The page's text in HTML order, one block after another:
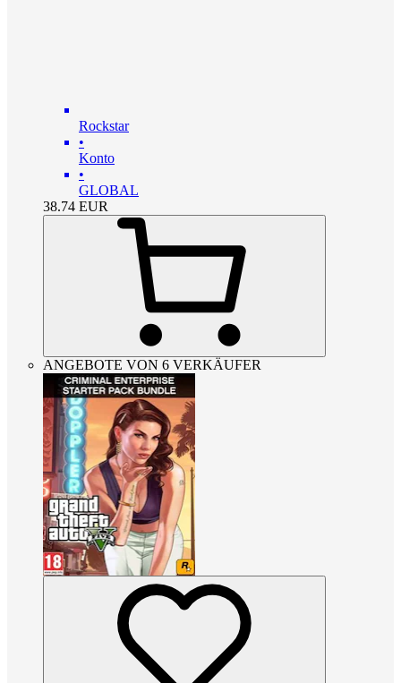
Rockstar
•
Konto
•
GLOBAL
38.74 EUR
ANGEBOTE VON 6 VERKÄUFER